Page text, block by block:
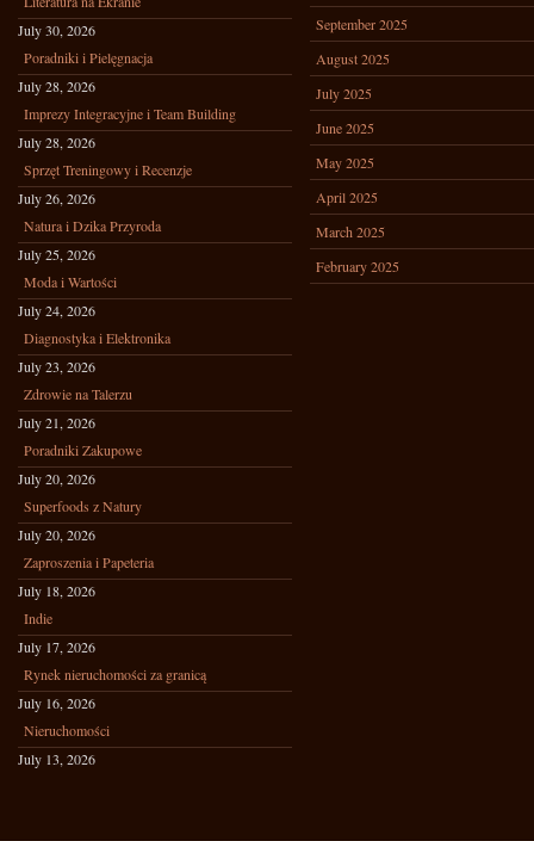
July 30, 2026
Poradniki i Pielęgnacja
July 28, 2026
Imprezy Integracyjne i Team Building
July 28, 2026
Sprzęt Treningowy i Recenzje
July 26, 2026
Natura i Dzika Przyroda
July 25, 2026
Moda i Wartości
July 24, 2026
Diagnostyka i Elektronika
July 23, 2026
Zdrowie na Talerzu
July 21, 2026
Poradniki Zakupowe
July 20, 2026
Superfoods z Natury
July 20, 2026
Zaproszenia i Papeteria
July 18, 2026
Indie
July 17, 2026
Rynek nieruchomości za granicą
July 16, 2026
Nieruchomości
July 13, 2026
September 2025
August 2025
July 2025
June 2025
May 2025
April 2025
March 2025
February 2025